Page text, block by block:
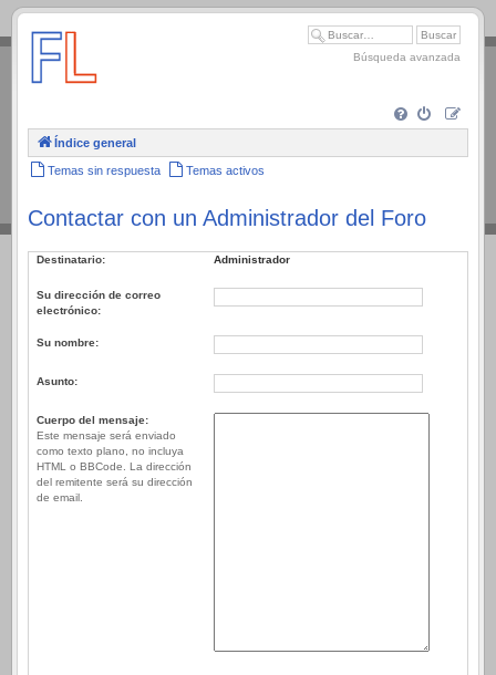
.
Búsqueda avanzada
Índice general
Temas sin respuesta Temas activos
Contactar con un Administrador del Foro
Destinatario: Administrador
Su dirección de correo
electrónico:
Su nombre:
Asunto:
Cuerpo del mensaje:
Este mensaje será enviado
como texto plano, no incluya
HTML o BBCode. La dirección
del remitente será su dirección
de email.